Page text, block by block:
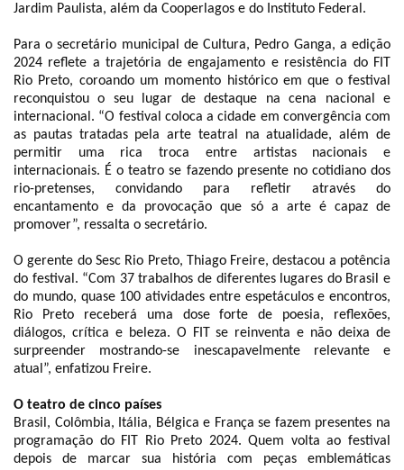
Jardim Paulista, além da Cooperlagos e do Instituto Federal.
Para o secretário municipal de Cultura, Pedro Ganga, a edição
2024 reflete a trajetória de engajamento e resistência do FIT
Rio Preto, coroando um momento histórico em que o festival
reconquistou o seu lugar de destaque na cena nacional e
internacional. “O festival coloca a cidade em convergência com
as pautas tratadas pela arte teatral na atualidade, além de
permitir uma rica troca entre artistas nacionais e
internacionais. É o teatro se fazendo presente no cotidiano dos
rio-pretenses, convidando para refletir através do
encantamento e da provocação que só a arte é capaz de
promover”, ressalta o secretário.
O gerente do Sesc Rio Preto, Thiago Freire, destacou a potência
do festival. “Com 37 trabalhos de diferentes lugares do Brasil e
do mundo, quase 100 atividades entre espetáculos e encontros,
Rio Preto receberá uma dose forte de poesia, reflexões,
diálogos, crítica e beleza. O FIT se reinventa e não deixa de
surpreender mostrando-se inescapavelmente relevante e
atual”, enfatizou Freire.
O teatro de cinco países
Brasil, Colômbia, Itália, Bélgica e França se fazem presentes na
programação do FIT Rio Preto 2024. Quem volta ao festival
depois de marcar sua história com peças emblemáticas